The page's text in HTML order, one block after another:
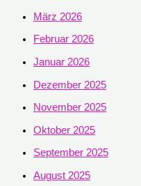
März 2026
Februar 2026
Januar 2026
Dezember 2025
November 2025
Oktober 2025
September 2025
August 2025